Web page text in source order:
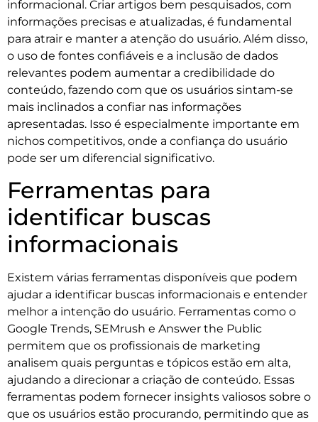
informacional. Criar artigos bem pesquisados, com
informações precisas e atualizadas, é fundamental
para atrair e manter a atenção do usuário. Além disso,
o uso de fontes confiáveis e a inclusão de dados
relevantes podem aumentar a credibilidade do
conteúdo, fazendo com que os usuários sintam-se
mais inclinados a confiar nas informações
apresentadas. Isso é especialmente importante em
nichos competitivos, onde a confiança do usuário
pode ser um diferencial significativo.
Ferramentas para
identificar buscas
informacionais
Existem várias ferramentas disponíveis que podem
ajudar a identificar buscas informacionais e entender
melhor a intenção do usuário. Ferramentas como o
Google Trends, SEMrush e Answer the Public
permitem que os profissionais de marketing
analisem quais perguntas e tópicos estão em alta,
ajudando a direcionar a criação de conteúdo. Essas
ferramentas podem fornecer insights valiosos sobre o
que os usuários estão procurando, permitindo que as